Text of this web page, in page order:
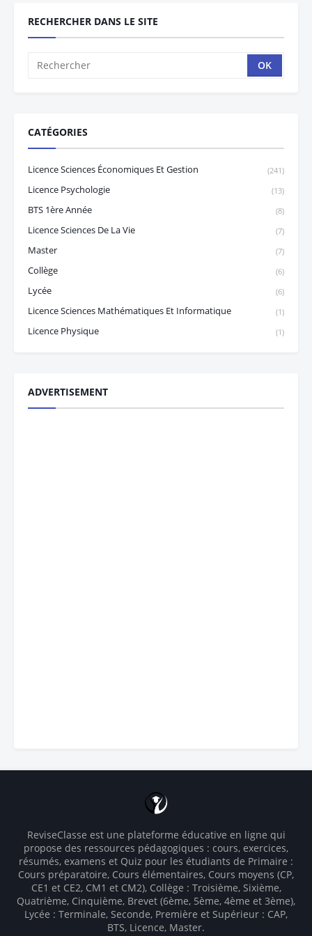
RECHERCHER DANS LE SITE
CATÉGORIES
Licence Sciences Économiques Et Gestion (241)
Licence Psychologie (13)
BTS 1ère Année (8)
Licence Sciences De La Vie (7)
Master (7)
Collège (6)
Lycée (6)
Licence Sciences Mathématiques Et Informatique (1)
Licence Physique (1)
ADVERTISEMENT
ReviseClasse est une plateforme éducative en ligne qui
propose des ressources pédagogiques : cours, exercices,
résumés, examens et Quiz pour les étudiants de Primaire :
Cours préparatoire, Cours élémentaires, Cours moyens (CP,
CE1 et CE2, CM1 et CM2), Collège : Troisième, Sixième,
Quatrième, Cinquième, Brevet (6ème, 5ème, 4ème et 3ème),
Lycée : Terminale, Seconde, Première et Supérieur : CAP,
BTS, Licence, Master.